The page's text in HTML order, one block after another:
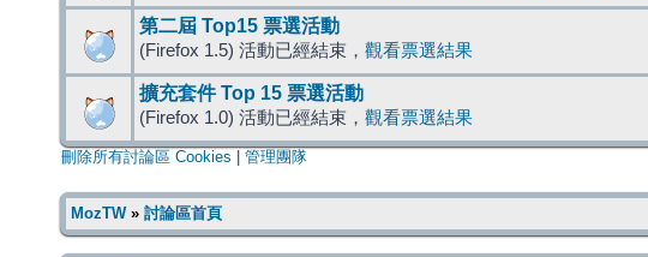
第二屆 Top15 票選活動
(Firefox 1.5) 活動已經結束， 觀看票選結果
擴充套件 Top 15 票選活動
(Firefox 1.0) 活動已經結束， 觀看票選結果
刪除所有討論區 Cookies 管理團隊
MozTW» 討論區首頁